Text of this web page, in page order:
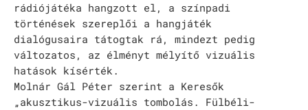
rádiójátéka hangzott el, a színpadi
történések szereplői a hangjáték
dialógusaira tátogtak rá, mindezt pedig
változatos, az élményt mélyítő vizuális
hatások kísérték.
Molnár Gál Péter szerint a Keresők
„akusztikus-vizuális tombolás. Fülbéli-